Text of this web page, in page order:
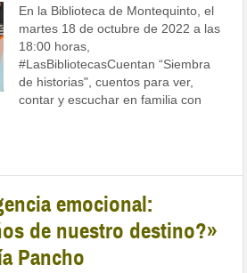
En la Biblioteca de Montequinto, el
martes 18 de octubre de 2022 a las
18:00 horas,
#LasBibliotecasCuentan “Siembra
de historias", cuentos para ver,
contar y escuchar en familia con
emocional:
de nuestro destino?»
Pancho